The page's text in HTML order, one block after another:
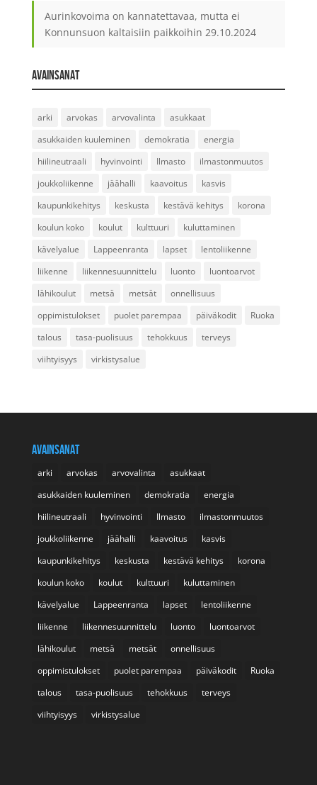
Aurinkovoima on kannatettavaa, mutta ei
Konnunsuon kaltaisiin paikkoihin 29.10.2024
AVAINSANAT
arki arvokas arvovalinta
asukkaat
asukkaiden kuuleminen
demokratia
energia
hiilineutraali
hyvinvointi Ilmasto
ilmastonmuutos
joukkoliikenne
jäähalli kaavoitus
kasvis
kaupunkikehitys
keskusta kestävä kehitys
korona
koulun koko
koulut kulttuuri
kuluttaminen
kävelyalue
Lappeenranta lapset
lentoliikenne
liikenne
liikennesuunnittelu luonto
luontoarvot
lähikoulut
metsä metsät
onnellisuus
oppimistulokset
puolet parempaa päiväkodit
Ruoka
talous
tasa-puolisuus tehokkuus
terveys
viihtyisyys
virkistysalue
AVAINSANAT
arki arvokas arvovalinta
asukkaat
asukkaiden kuuleminen
demokratia
energia
hiilineutraali
hyvinvointi Ilmasto
ilmastonmuutos
joukkoliikenne
jäähalli kaavoitus
kasvis
kaupunkikehitys
keskusta kestävä kehitys
korona
koulun koko
koulut kulttuuri
kuluttaminen
kävelyalue
Lappeenranta lapset
lentoliikenne
liikenne
liikennesuunnittelu luonto
luontoarvot
lähikoulut
metsä metsät
onnellisuus
oppimistulokset
puolet parempaa päiväkodit
Ruoka
talous
tasa-puolisuus tehokkuus
terveys
viihtyisyys
virkistysalue